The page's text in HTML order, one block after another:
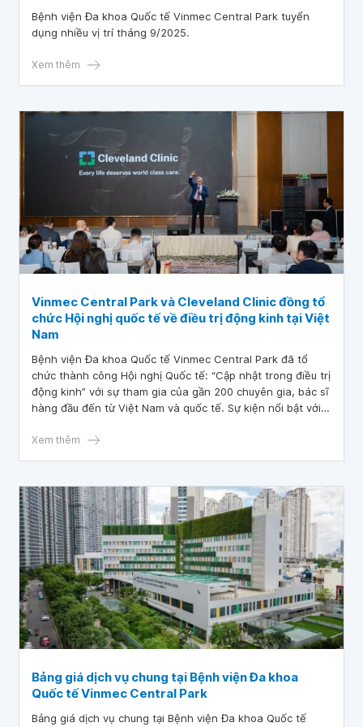
Bệnh viện Đa khoa Quốc tế Vinmec Central Park tuyển
dụng nhiều vị trí tháng 9/2025.
Xem thêm
Vinmec Central Park và Cleveland Clinic đồng tổ
chức Hội nghị quốc tế về điều trị động kinh tại Việt
Nam
Bệnh viện Đa khoa Quốc tế Vinmec Central Park đã tổ
chức thành công Hội nghị Quốc tế: “Cập nhật trong điều trị
động kinh” với sự tham gia của gần 200 chuyên gia, bác sĩ
hàng đầu đến từ Việt Nam và quốc tế. Sự kiện nổi bật với
– chuyên gia động kinh hàng đầu thế giới đến từ Cleveland
Xem thêm
Bảng giá dịch vụ chung tại Bệnh viện Đa khoa
Quốc tế Vinmec Central Park
Bảng giá dịch vụ chung tại Bệnh viện Đa khoa Quốc tế